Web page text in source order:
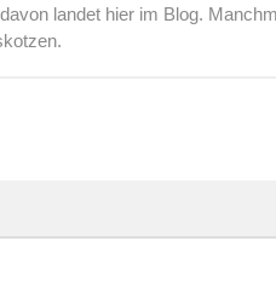
landet hier im Blog.